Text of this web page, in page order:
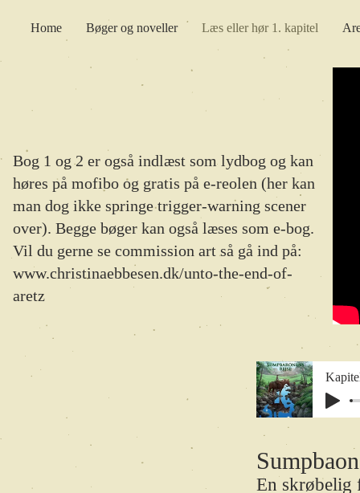
Home Bøger og noveller Læs eller hør 1. kapitel
Bog 1 og 2 er også indlæst som lydbog og kan
høres på mofibo og gratis på e-reolen (her kan
man dog ikke springe trigger-warning scener
over). Begge bøger kan også læses som e-bog.
Vil du gerne se commission art så gå ind på:
www.christinaebbesen.dk/unto-the-end-of-
aretz
En skrøbelig